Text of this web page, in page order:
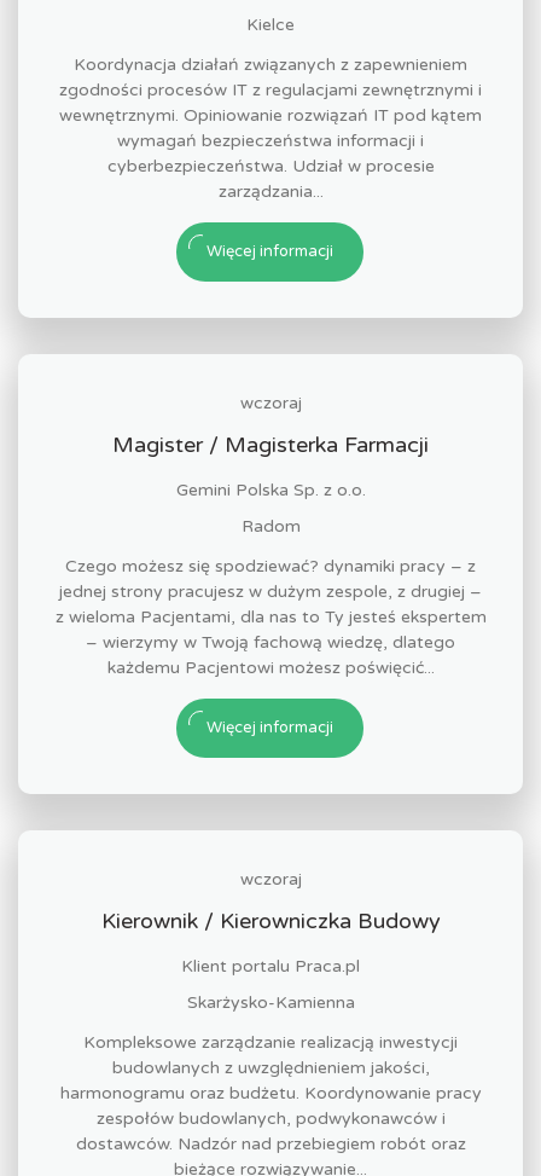
Kielce
Koordynacja działań związanych z zapewnieniem
zgodności procesów IT z regulacjami zewnętrznymi i
wewnętrznymi. Opiniowanie rozwiązań IT pod kątem
wymagań bezpieczeństwa informacji i
cyberbezpieczeństwa. Udział w procesie
zarządzania...
Więcej informacji
wczoraj
Magister / Magisterka Farmacji
Gemini Polska Sp. z o.o.
Radom
Czego możesz się spodziewać? dynamiki pracy – z
jednej strony pracujesz w dużym zespole, z drugiej –
z wieloma Pacjentami, dla nas to Ty jesteś ekspertem
– wierzymy w Twoją fachową wiedzę, dlatego
każdemu Pacjentowi możesz poświęcić...
Więcej informacji
wczoraj
Kierownik / Kierowniczka Budowy
Klient portalu Praca.pl
Skarżysko-Kamienna
Kompleksowe zarządzanie realizacją inwestycji
budowlanych z uwzględnieniem jakości,
harmonogramu oraz budżetu. Koordynowanie pracy
zespołów budowlanych, podwykonawców i
dostawców. Nadzór nad przebiegiem robót oraz
bieżące rozwiązywanie...